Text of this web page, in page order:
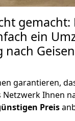
gemacht:
ein
nach
garantieren,
Ihnen
Preis